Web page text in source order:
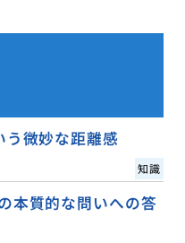
う微妙な距離感
知識
本質的な問いへの答